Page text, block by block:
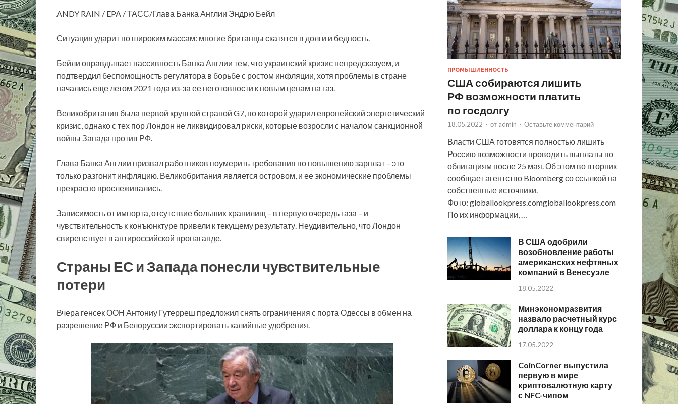
ANDY RAIN / EPA / ТАСС/Глава Банка Англии Эндрю Бейл
Ситуация ударит по широким массам: многие британцы скатятся в долги и бедность.
Бейли оправдывает пассивность Банка Англии тем, что украинский кризис непредсказуем, и
подтвердил беспомощность регулятора в борьбе с ростом инфляции, хотя проблемы в стране
начались еще летом 2021 года из-за ее неготовности к новым ценам на газ.
Великобритания была первой крупной страной G7, по которой ударил европейский энергетический
кризис, однако с тех пор Лондон не ликвидировал риски, которые возросли с началом санкционной
войны Запада против РФ.
Глава Банка Англии призвал работников поумерить требования по повышению зарплат – это
только разгонит инфляцию. Великобритания является островом, и ее экономические проблемы
прекрасно прослеживались.
Зависимость от импорта, отсутствие больших хранилищ – в первую очередь газа – и
чувствительность к конъюнктуре привели к текущему результату. Неудивительно, что Лондон
свирепствует в антироссийской пропаганде.
Страны ЕС и Запада понесли чувствительные
потери
Вчера генсек ООН Антониу Гутерреш предложил снять ограничения с порта Одессы в обмен на
разрешение РФ и Белоруссии экспортировать калийные удобрения.
ПРОМЫШЛЕННОСТЬ
США собираются лишить
РФ возможности платить
по госдолгу
18.05.2022 - от admin - Оставьте комментарий
Власти США готовятся полностью лишить
Россию возможности проводить выплаты по
облигациям после 25 мая. Об этом во вторник
сообщает агентство Bloomberg со ссылкой на
собственные источники.
Фото: globallookpress.comgloballookpress.com
По их информации, …
В США одобрили
возобновление работы
американских нефтяных
компаний в Венесуэле
18.05.2022
Минэкономразвития
назвало расчетный курс
доллара к концу года
17.05.2022
CoinCorner выпустила
первую в мире
криптовалютную карту
с NFC-чипом